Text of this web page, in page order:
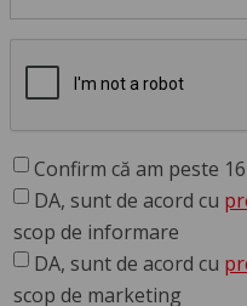
Confirm că am peste
DA, sunt de acord cu
scop de informare
DA, sunt de acord cu
scop de marketing